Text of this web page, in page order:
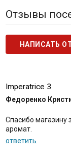
Отзывы
НАПИСАТЬ
Imperatrice 3
Федоренко
Спасибо магазину
аромат.
ответить